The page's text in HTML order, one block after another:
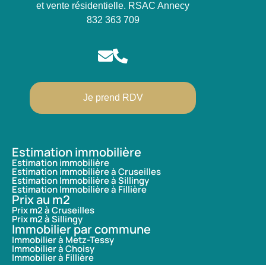
et vente résidentielle. RSAC Annecy
832 363 709
Je prend RDV
Estimation immobilière
Estimation immobilière
Estimation immobilière à Cruseilles
Estimation Immobilière à Sillingy
Estimation Immobilière à Fillière
Prix au m2
Prix m2 à Cruseilles
Prix m2 à Sillingy
Immobilier par commune
Immobilier à Metz-Tessy
Immobilier à Choisy
Immobilier à Fillière